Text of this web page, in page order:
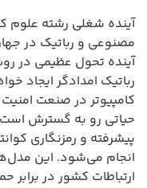
آینده شغلی رشته
مصنوعی و رباتیک در
آینده تحول عظیمی در
رباتیک امدادگر ایجاد
کامپیوتر در صنعت
حیاتی رو به گسترش
پیشرفته و رمزنگاری
انجام می‌شود. این
ارتباطات کشور در برابر